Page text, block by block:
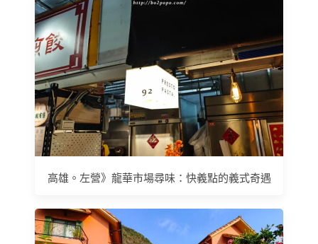
高雄。左營》龍華市場尋味：快義點的義式奇遇